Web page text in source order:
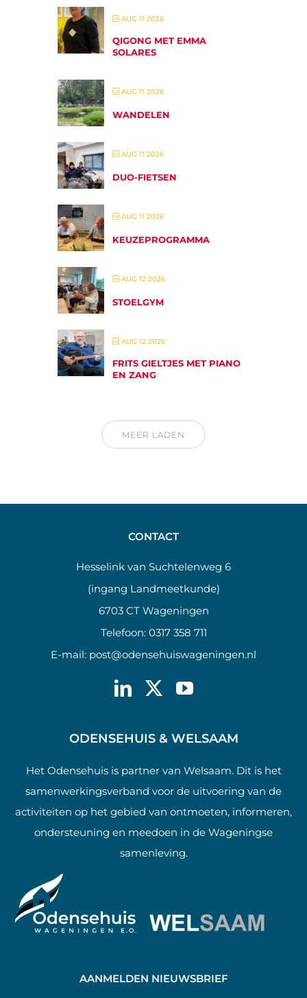
AUG 11 2026
QIGONG MET EMMA
SOLARES
AUG 11 2026
WANDELEN
AUG 11 2026
DUO-FIETSEN
AUG 11 2026
KEUZEPROGRAMMA
AUG 12 2026
STOELGYM
AUG 12 2026
FRITS GIELTJES MET PIANO
EN ZANG
MEER LADEN
CONTACT
Hesselink van Suchtelenweg 6
(ingang Landmeetkunde)
6703 CT Wageningen
Telefoon: 0317 358 711
E-mail: post@odensehuiswageningen.nl
ODENSEHUIS & WELSAAM
Het Odensehuis is partner van Welsaam. Dit is het
samenwerkingsverband voor de uitvoering van de
activiteiten op het gebied van ontmoeten, informeren,
ondersteuning en meedoen in de Wageningse
samenleving.
AANMELDEN NIEUWSBRIEF